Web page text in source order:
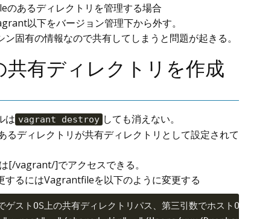
あるディレクトリを管理する場合
以下をバージョン管理下から外す。
固有の情報なので共有してしまうと問題が起きる。
共有ディレクトリを作成
は vagrant destroy しても消えない。
ディレクトリが共有ディレクトリとして設定されて
[/vagrant/]でアクセスできる。
するにはVagrantfileを以下のように変更する
ストOS上の共有ディレクトリパス、第三引数でホストOS上のパス